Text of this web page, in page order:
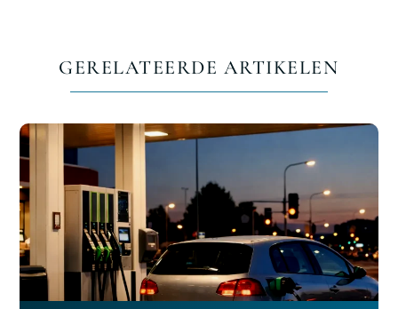
GERELATEERDE ARTIKELEN